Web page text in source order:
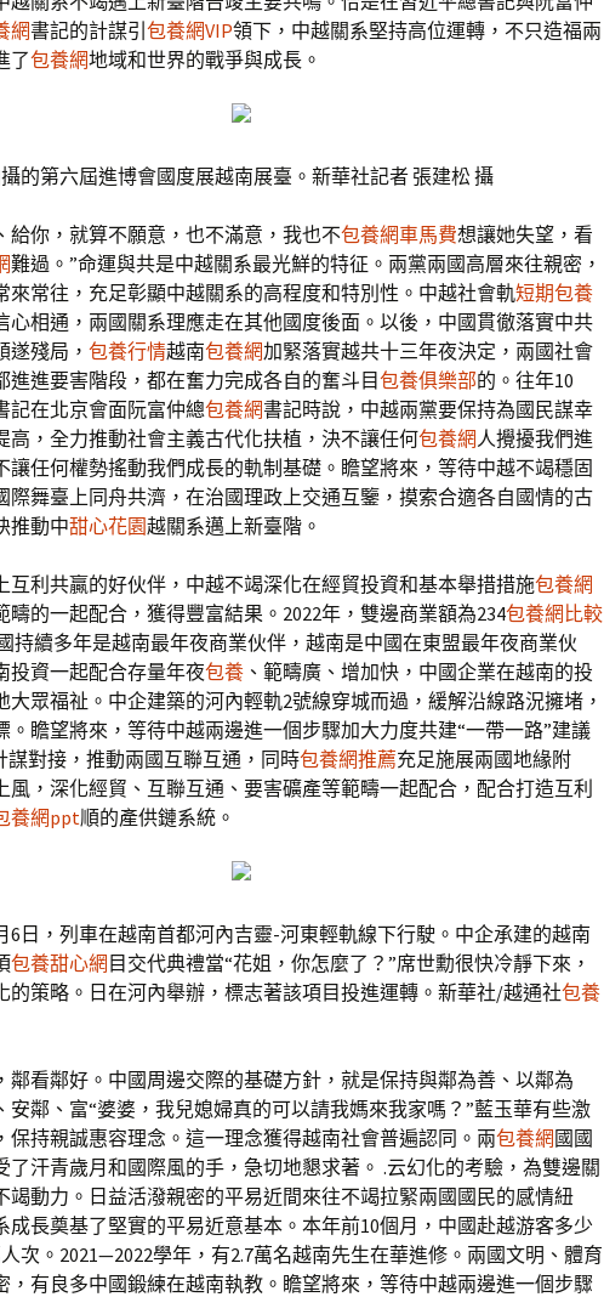
網書記的計謀引 包養網VIP領下，中越關系堅持高位運轉，不只造福兩
了包養網地域和世界的戰爭與成長。
的第六屆進博會國度展越南展臺。新華社記者 張建松 攝
給你，就算不願意，也不滿意，我也不包養網車馬費想讓她失望，看
難過。”命運與共是中越關系最光鮮的特征。兩黨兩國高層來往親密，
來常往，充足彰顯中越關系的高程度和特別性。中越社會軌短期包養
心相通，兩國關系理應走在其他國度後面。以後，中國貫徹落實中共
遂殘局， 包養行情越南包養網加緊落實越共十三年夜決定，兩國社會
進進要害階段，都在奮力完成各自的奮斗目包養俱樂部的。往年10
記在北京會面阮富仲總包養網書記時說，中越兩黨要保持為國民謀幸
高，全力推動社會主義古代化扶植，決不讓任何包養網人攪擾我們進
讓任何權勢搖動我們成長的軌制基礎。瞻望將來，等待中越不竭穩固
際舞臺上同舟共濟，在治國理政上交通互鑒，摸索合適各自國情的古
推動中甜心花園越關系邁上新臺階。
互利共贏的好伙伴，中越不竭深化在經貿投資和基本舉措措施包養網
疇的一起配合，獲得豐富結果。2022年，雙邊商業額為234包養網比較
持續多年是越南最年夜商業伙伴，越南是中國在東盟最年夜商業伙
投資一起配合存量年夜包養 、範疇廣、增加快，中國企業在越南的投
大眾福祉。中企建築的河內輕軌2號線穿城而過，緩解沿線路況擁堵，
。瞻望將來，等待中越兩邊進一個步驟加大力度共建“一帶一路”建議
謀對接，推動兩國互聯互通，同時包養網推薦充足施展兩國地緣附
風，深化經貿、互聯互通、要害礦產等範疇一起配合，配合打造互利
養網ppt順的產供鏈系統。
6日，列車在越南首都河內吉靈-河東輕軌線下行駛。中企承建的越南
包養甜心網 目交代典禮當“花姐，你怎麼了？”席世勳很快冷靜下來，
的策略。日在河內舉辦，標志著該項目投進運轉。新華社/越通社包養
鄰看鄰好。中國周邊交際的基礎方針，就是保持與鄰為善、以鄰為
安鄰、富“婆婆，我兒媳婦真的可以請我媽來我家嗎？”藍玉華有些激
保持親誠惠容理念。這一理念獲得越南社會普遍認同。兩包養網 國國
了汗青歲月和國際風的手，急切地懇求著。 .云幻化的考驗，為雙邊關
竭動力。日益活潑親密的平易近間來往不竭拉緊兩國國民的感情紐
成長奠基了堅實的平易近意基本。本年前10個月，中國赴越游客多少
次。2021—2022學年，有2.7萬名越南先生在華進修。兩國文明、體育
，有良多中國鍛練在越南執教。瞻望將來，等待中越兩邊進一個步驟